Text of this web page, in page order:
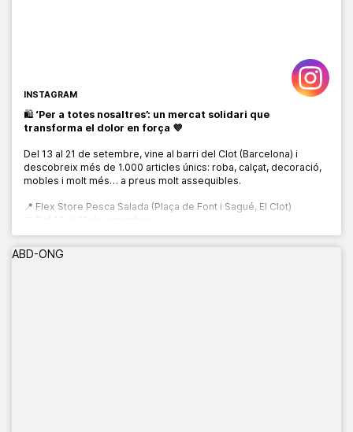
INSTAGRAM
🛍️ ‘Per a totes nosaltres’: un mercat solidari que
transforma el dolor en força 💜
Del 13 al 21 de setembre, vine al barri del Clot (Barcelona) i
descobreix més de 1.000 articles únics: roba, calçat, decoració,
mobles i molt més… a preus molt assequibles.
📍 Flex Store Pesca Salada (Plaça de Font i Sagué, El Clot)
🕙 De 10:00 a 20:00 h
ABD-ONG